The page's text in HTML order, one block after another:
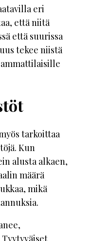
eri
että niitä
että suurissa
tekee niistä
tarkoittaa
Kun
alusta alkaen,
määrä
mikä
Tyytyväiset